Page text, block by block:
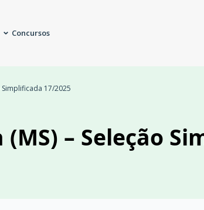
Concursos
Simplificada 17/2025
– Seleção